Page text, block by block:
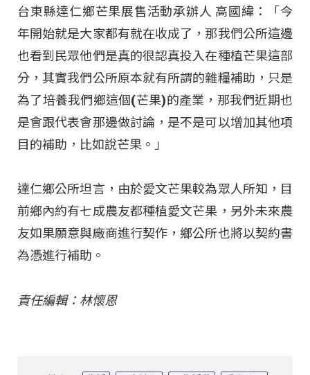
台東縣達仁鄉芒果展售活動承辦人 高國緯：「今
年開始就是大家都有就在收成了，那我們公所這邊
也看到民眾他們是真的很認真投入在種植芒果這部
分，其實我們公所原本就有所謂的雜糧補助，只是
為了培養我們鄉這個(芒果)的產業，那我們近期也
是會跟代表會那邊做討論，是不是可以增加其他項
目的補助，比如說芒果。」
達仁鄉公所坦言，由於愛文芒果較為眾人所知，目
前鄉內約有七成農友都種植愛文芒果，另外未來農
友如果願意與廠商進行契作，鄉公所也將以契約書
為憑進行補助。
責任編輯：林懷恩